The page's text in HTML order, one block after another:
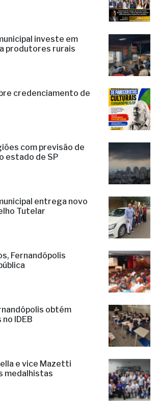
investe em
produtores rurais
credenciamento de
com previsão de
estado de SP
entrega novo
Tutelar
Fernandópolis
obtém
IDEB
e vice Mazetti
medalhistas